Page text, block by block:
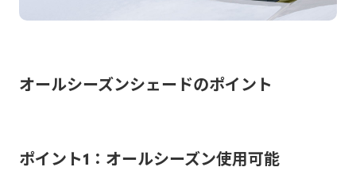
オールシーズンシェードのポイント
ポイント1：オールシーズン使用可能